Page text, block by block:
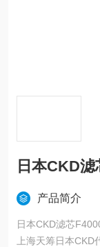
日本CKD
产品简介
日本CKD滤芯
上海天筹日本